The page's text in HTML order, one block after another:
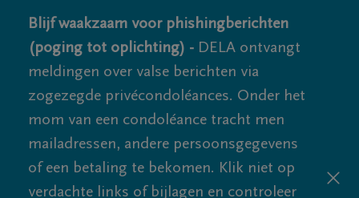
Blijf waakzaam voor phishingberichten
(poging tot oplichting) - DELA ontvangt
meldingen over valse berichten via
zogezegde privécondoléances. Onder het
mom van een condoléance tracht men
mailadressen, andere persoonsgegevens
of een betaling te bekomen. Klik niet op
verdachte links of bijlagen en controleer